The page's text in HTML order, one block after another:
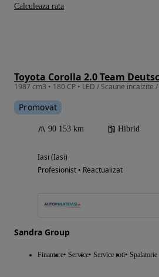
Toyota Corolla 2.0 Team
Promovat
90 153 km Hibrid
Iasi (Iasi)
Profesionist • Reactualizat
Sandra Group
Finantare Service Service roti Spalatorie
Calculeaza rata